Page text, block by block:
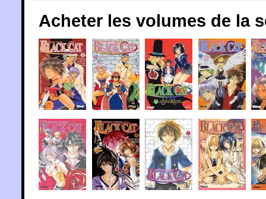
Acheter les volumes de la